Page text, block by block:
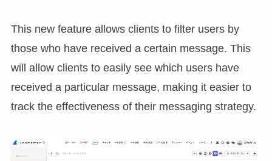
This new feature allows clients to filter users by
those who have received a certain message. This
will allow clients to easily see which users have
received a particular message, making it easier to
track the effectiveness of their messaging strategy.